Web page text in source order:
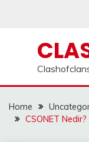
Home
CSONET Nedir?